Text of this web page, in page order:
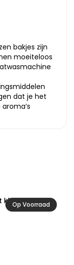
bakjes zijn
moeiteloos
dat je het
Op Voorraad
klein